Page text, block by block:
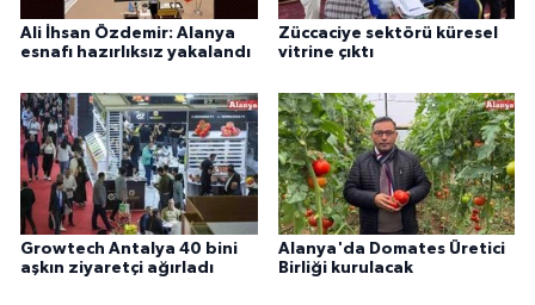
Ali İhsan Özdemir: Alanya
esnafı hazırlıksız yakalandı
Züccaciye sektörü küresel
vitrine çıktı
Growtech Antalya 40 bini
aşkın ziyaretçi ağırladı
Alanya'da Domates Üretici
Birliği kurulacak